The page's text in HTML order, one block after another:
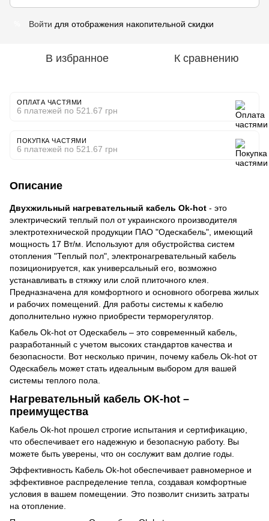
Войти для отображения накопительной скидки
В избранное К сравнению
ОПЛАТА ЧАСТЯМИ
6 платежей по 521.67 грн
ПОКУПКА ЧАСТЯМИ
6 платежей по 521.67 грн
Описание
Двухжильный нагревательный кабель Ok-hot - это
электрический теплый пол от украинского производителя
электротехнической продукции ПАО "Одескабель", имеющий
мощность 17 Вт/м. Используют для обустройства систем
отопления "Теплый пол", электронагревательный кабель
позиционируется, как универсальный его, возможно
устанавливать в стяжку или слой плиточного клея.
Предназначена для комфортного и основного обогрева жилых
и рабочих помещений. Для работы системы к кабелю
дополнительно нужно приобрести терморегулятор.
Кабель Ok-hot от Одескабель – это современный кабель,
разработанный с учетом высоких стандартов качества и
безопасности. Вот несколько причин, почему кабель Ok-hot от
Одескабель может стать идеальным выбором для вашей
системы теплого пола.
Нагревательный кабель OK-hot –
преимущества
Кабель Ok-hot прошел строгие испытания и сертификацию,
что обеспечивает его надежную и безопасную работу. Вы
можете быть уверены, что он сослужит вам долгие годы.
Эффективность Кабель Ok-hot обеспечивает равномерное и
эффективное распределение тепла, создавая комфортные
условия в вашем помещении. Это позволит снизить затраты
на отопление.